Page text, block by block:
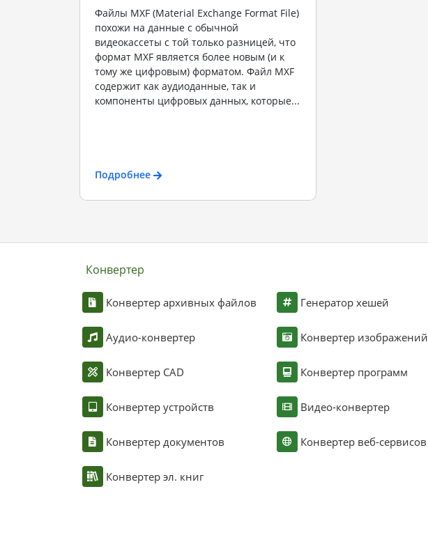
Файлы MXF (Material Exchange Format File)
похожи на данные с обычной
видеокассеты с той только разницей, что
формат MXF является более новым (и к
тому же цифровым) форматом. Файл MXF
содержит как аудиоданные, так и
компоненты цифровых данных, которые...
Подробнее
Конвертер
Конвертер архивных файлов
Аудио-конвертер
Конвертер CAD
Конвертер устройств
Конвертер документов
Конвертер эл. книг
Генератор хешей
Конвертер изображений
Конвертер программ
Видео-конвертер
Конвертер веб-сервисов